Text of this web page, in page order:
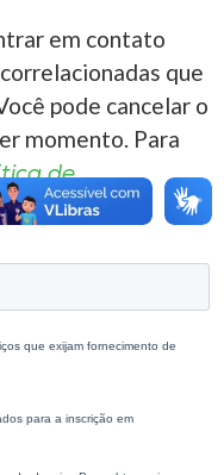
em contato
que
pode cancelar o
momento. Para
de